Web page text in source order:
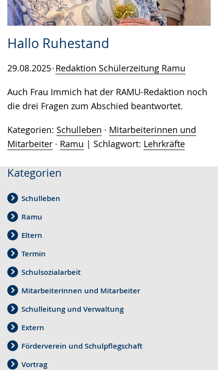
Hallo Ruhestand
29.08.2025 Redaktion Schülerzeitung Ramu
Auch Frau Immich hat der RAMU-Redaktion noch
die drei Fragen zum Abschied beantwortet.
Kategorien: Schulleben · Mitarbeiterinnen und
Mitarbeiter · Ramu Schlagwort: Lehrkräfte
Kategorien
Schulleben
Ramu
Eltern
Termin
Schulsozialarbeit
Mitarbeiterinnen und Mitarbeiter
Schulleitung und Verwaltung
Extern
Förderverein und Schulpflegschaft
Vortrag